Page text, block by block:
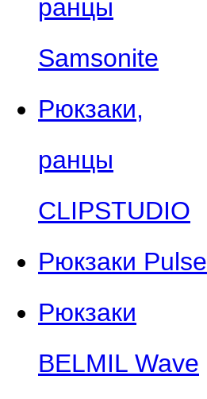
ранцы
Samsonite
Рюкзаки,
ранцы
CLIPSTUDIO
Рюкзаки Pulse
Рюкзаки
BELMIL Wave